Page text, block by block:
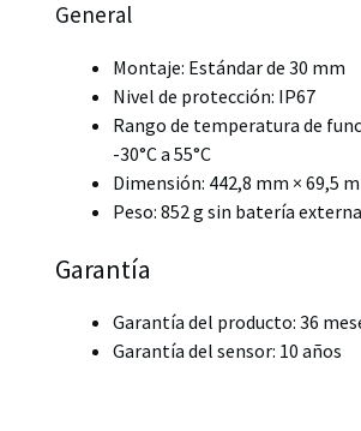
General
Montaje: Estándar de 30 mm
Nivel de protección: IP67
Rango de temperatura de
-30°C a 55°C
Dimensión: 442,8 mm × 69,5
Peso: 852 g sin batería
Garantía
Garantía del producto: 36
Garantía del sensor: 10 años